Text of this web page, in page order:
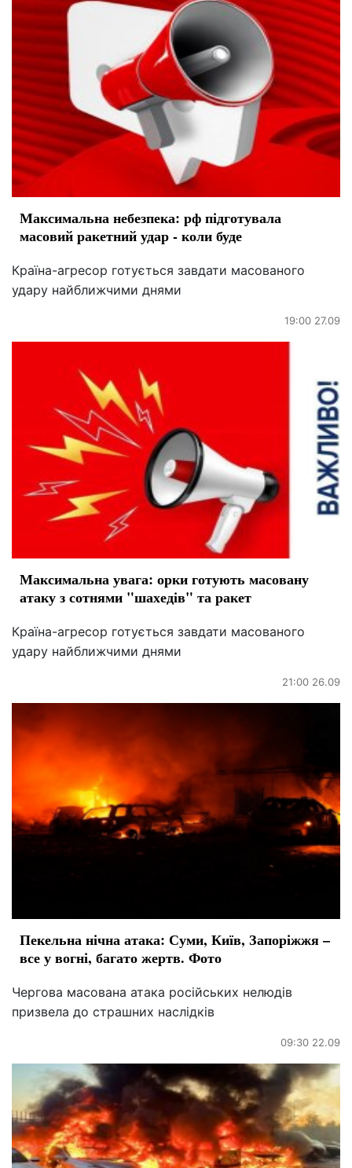
Максимальна небезпека: рф підготувала
масовий ракетний удар - коли буде
Країна-агресор готується завдати масованого
удару найближчими днями
19:00 27.09
Максимальна увага: орки готують масовану
атаку з сотнями "шахедів" та ракет
Країна-агресор готується завдати масованого
удару найближчими днями
21:00 26.09
Пекельна нічна атака: Суми, Київ, Запоріжжя –
все у вогні, багато жертв. Фото
Чергова масована атака російських нелюдів
призвела до страшних наслідків
09:30 22.09